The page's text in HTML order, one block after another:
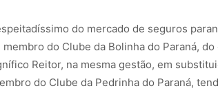
do mercado de seguros
do Clube da Bolinha do Paraná,
Reitor, na mesma gestão, em
do Clube da Pedrinha do Paraná,